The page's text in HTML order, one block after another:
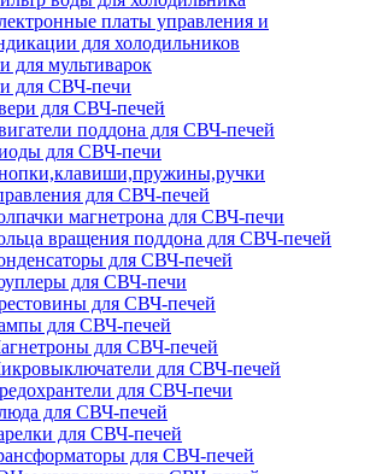
платы управления и
для холодильников
для мультиварок
для СВЧ-печи
для СВЧ-печей
поддона для СВЧ-печей
для СВЧ-печи
для СВЧ-печей
магнетрона для СВЧ-печи
вращения поддона для СВЧ-печей
для СВЧ-печей
для СВЧ-печи
для СВЧ-печей
для СВЧ-печей
для СВЧ-печей
для СВЧ-печей
для СВЧ-печи
для СВЧ-печей
для СВЧ-печей
для СВЧ-печей